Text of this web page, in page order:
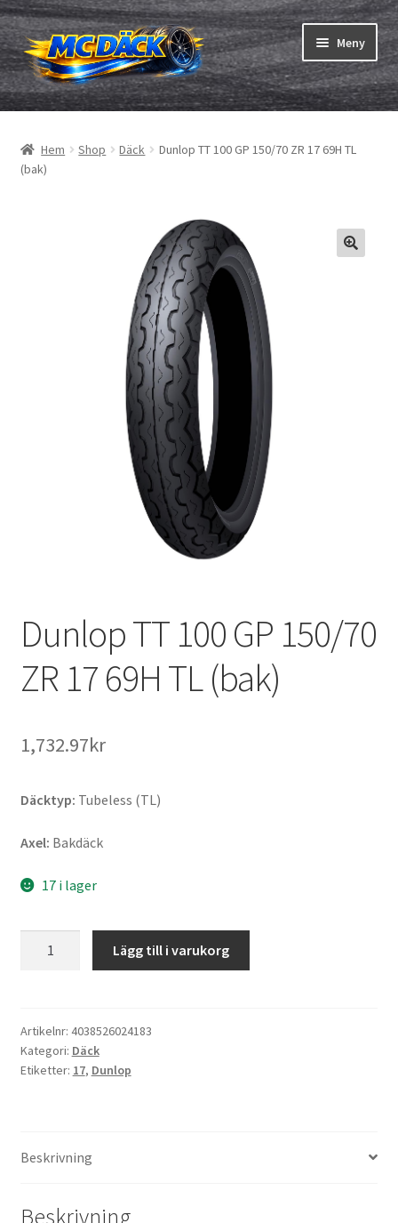
Hoppa
till
navigering
Hoppa
till
innehåll
Meny
Däck
Slangar & fälgband
Hem Shop Däck
Dunlop TT 100 GP 150/70 ZR 17 69H TL
(bak)
Dunlop TT 100 GP 150/70
ZR 17 69H TL (bak)
1,732.97kr
Däcktyp: Tubeless (TL)
Axel: Bakdäck
17 i lager
150/70
ZR
17
mängd
Lägg till i varukorg
Artikelnr: 4038526024183
Kategori: Däck
Etiketter: 17, Dunlop
Beskrivning
Beskrivning